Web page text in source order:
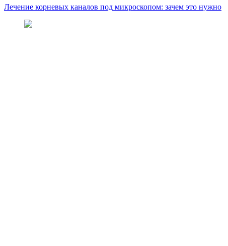
Лечение корневых каналов под микроскопом: зачем это нужно